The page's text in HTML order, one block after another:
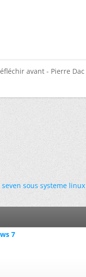
avant - Pierre Dac
sous systeme
7